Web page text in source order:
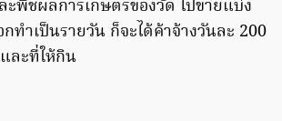
ะพืชผลการเกษตรของวัด ไปขายแบ่ง
กทำเป็นรายวัน ก็จะได้ค้าจ้างวันละ 200
ละที่ให้กิน